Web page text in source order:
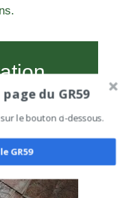
du GR59
le bouton ci-dessous.
GR59